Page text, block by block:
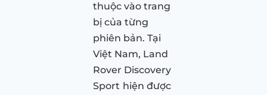
thuộc vào trang
bị của từng
phiên bản. Tại
Việt Nam, Land
Rover Discovery
Sport hiện được